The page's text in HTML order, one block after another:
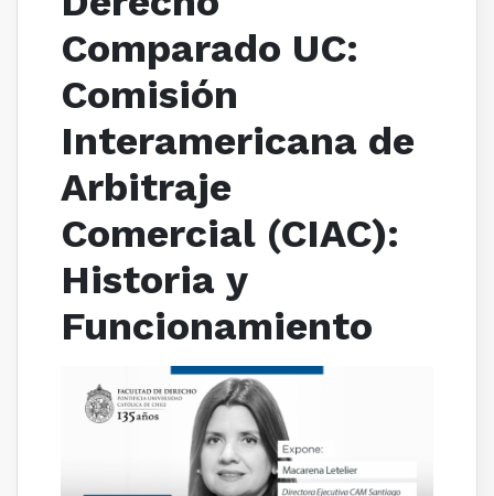
Comparado UC:
Comisión
Interamericana de
Arbitraje
Comercial (CIAC):
Historia y
Funcionamiento